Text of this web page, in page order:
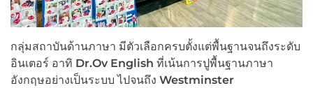
กลุ่มสถาบันด้านภาษา มีตัวเลือกครบตั้งแต่พื้นฐานจนถึงระดับ
อินเตอร์ อาทิ Dr.Ov English ที่เน้นการปูพื้นฐานภาษา
อังกฤษอย่างเป็นระบบ ไปจนถึง Westminster